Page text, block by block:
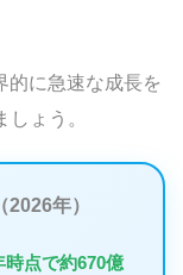
ます。
的に急速な成長を
ょう。
年）
時点で約670億